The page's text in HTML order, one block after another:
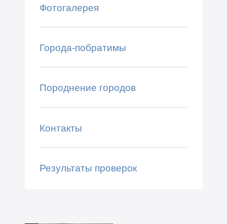
Фотогалерея
Города-побратимы
Породнение городов
Контакты
Результаты проверок